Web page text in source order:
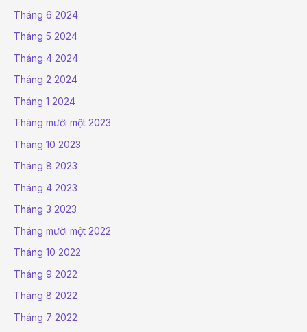
Tháng 6 2024
Tháng 5 2024
Tháng 4 2024
Tháng 2 2024
Tháng 1 2024
Tháng mười một 2023
Tháng 10 2023
Tháng 8 2023
Tháng 4 2023
Tháng 3 2023
Tháng mười một 2022
Tháng 10 2022
Tháng 9 2022
Tháng 8 2022
Tháng 7 2022